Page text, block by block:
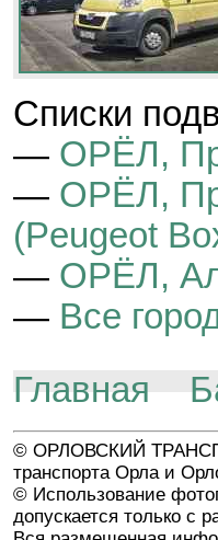
Cписки
— ОРЁЛ,
— ОРЁЛ,
(Peugeot
— ОРЁЛ,
— Все
Главная
© ОРЛОВСКИЙ
транспорта Орла и
© Использование
допускается только с